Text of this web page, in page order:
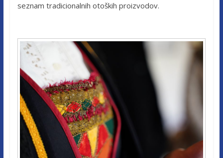
seznam tradicionalnih otoških proizvodov.